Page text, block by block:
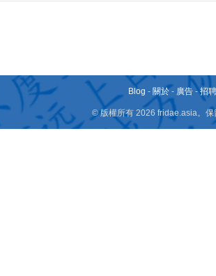
Blog - 關於 - 廣告 -招
© 版權所有 2026 fridae.asia。